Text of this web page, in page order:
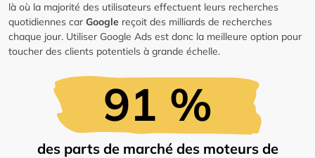
là où la majorité des utilisateurs effectuent leurs recherches
quotidiennes car Google reçoit des milliards de recherches
chaque jour. Utiliser Google Ads est donc la meilleure option pour
toucher des clients potentiels à grande échelle.
91 %
des parts de marché des moteurs de